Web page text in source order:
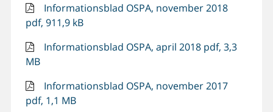
Informationsblad OSPA, november 2018
pdf, 911,9 kB
Informationsblad OSPA, april 2018 pdf, 3,3
MB
Informationsblad OSPA, november 2017
pdf, 1,1 MB